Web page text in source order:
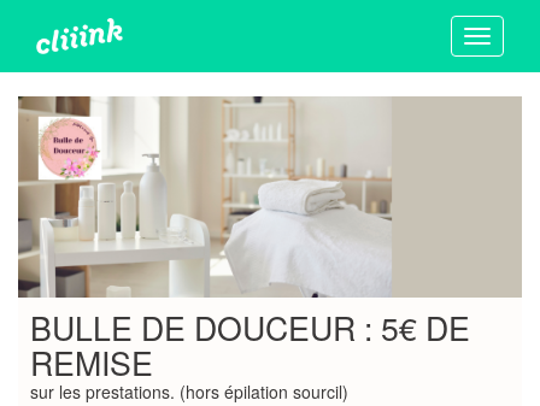
Toggle
BULLE DE DOUCEUR : 5€ DE
REMISE
sur les prestations. (hors épilation sourcil)